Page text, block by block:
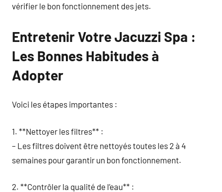
vérifier le bon fonctionnement des jets.
Entretenir Votre Jacuzzi Spa :
Les Bonnes Habitudes à
Adopter
Voici les étapes importantes :
1. **Nettoyer les filtres** :
– Les filtres doivent être nettoyés toutes les 2 à 4
semaines pour garantir un bon fonctionnement.
2. **Contrôler la qualité de l’eau** :